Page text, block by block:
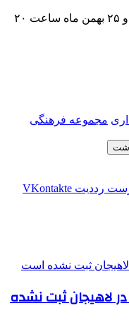
نورافشانی‌ها در ۲۱ بهمن ماه ساعت ۲۱ و ۲۵ بهمن ماه ساعت ۲۰
مجموعه فرهنگی
‫رددیت ‫VKontakte
لاهیجان ثبت نشده